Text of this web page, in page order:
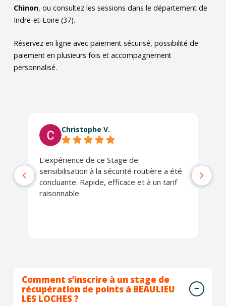
Chinon, ou consultez les sessions dans le département de
Indre-et-Loire (37).
Réservez en ligne avec paiement sécurisé, possibilité de
paiement en plusieurs fois et accompagnement
personnalisé.
Christophe V.
L'expérience de ce Stage de
sensibilisation à la sécurité routière a été
concluante. Rapide, efficace et à un tarif
raisonnable
Comment s’inscrire à un stage de
récupération de points à BEAULIEU
LES LOCHES ?